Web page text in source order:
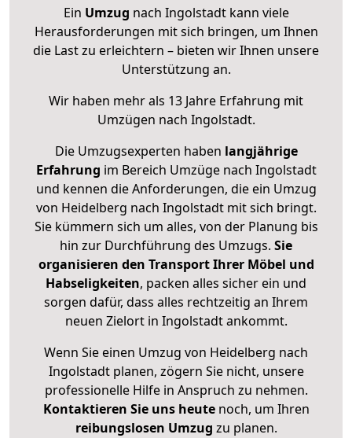
Ein Umzug nach Ingolstadt kann viele
Herausforderungen mit sich bringen, um Ihnen
die Last zu erleichtern – bieten wir Ihnen unsere
Unterstützung an.
Wir haben mehr als 13 Jahre Erfahrung mit
Umzügen nach Ingolstadt.
Die Umzugsexperten haben langjährige
Erfahrung im Bereich Umzüge nach Ingolstadt
und kennen die Anforderungen, die ein Umzug
von Heidelberg nach Ingolstadt mit sich bringt.
Sie kümmern sich um alles, von der Planung bis
hin zur Durchführung des Umzugs. Sie
organisieren den Transport Ihrer Möbel und
Habseligkeiten, packen alles sicher ein und
sorgen dafür, dass alles rechtzeitig an Ihrem
neuen Zielort in Ingolstadt ankommt.
Wenn Sie einen Umzug von Heidelberg nach
Ingolstadt planen, zögern Sie nicht, unsere
professionelle Hilfe in Anspruch zu nehmen.
Kontaktieren Sie uns heutenoch, um Ihren
reibungslosen Umzug zu planen.